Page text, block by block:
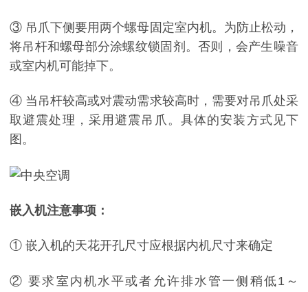
③ 吊爪下侧要用两个螺母固定室内机。为防止松动，
将吊杆和螺母部分涂螺纹锁固剂。否则，会产生噪音
或室内机可能掉下。
④ 当吊杆较高或对震动需求较高时，需要对吊爪处采
取避震处理，采用避震吊爪。具体的安装方式见下
图。
嵌入机注意事项：
① 嵌入机的天花开孔尺寸应根据内机尺寸来确定
② 要求室内机水平或者允许排水管一侧稍低1～